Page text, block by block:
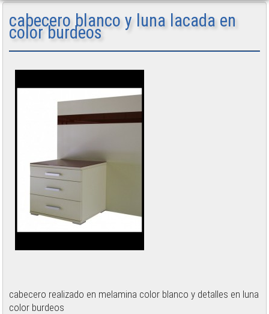
cabecero blanco y luna lacada en
color burdeos
cabecero realizado en melamina color blanco y detalles en luna
color burdeos